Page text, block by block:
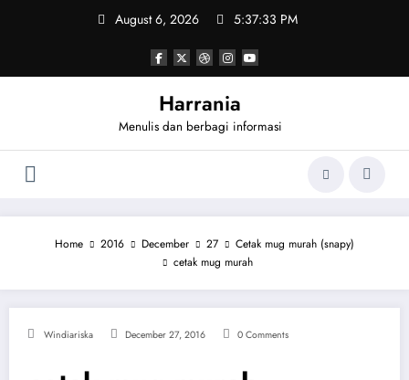
August 6, 2026 5:37:33 PM
Harrania
Menulis dan berbagi informasi
Home 2016 December 27
Cetak mug murah (snapy)
cetak mug murah
Windiariska December 27, 2016 0 Comments